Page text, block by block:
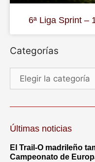
6ª Liga Sprint –
Categorías
Últimas noticias
El Trail-O madrileño
Campeonato de